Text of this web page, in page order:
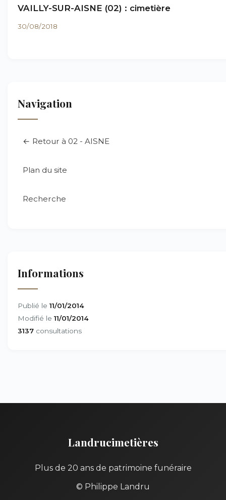
VAILLY-SUR-AISNE (02) : cimetière
30/08/2018
Navigation
← Retour à 02 - AISNE
Plan du site
Recherche
Informations
Publié le 11/01/2014
Modifié le 11/01/2014
3137 consultations
Landrucimetières
Plus de 20 ans de patrimoine funéraire
© Philippe Landru